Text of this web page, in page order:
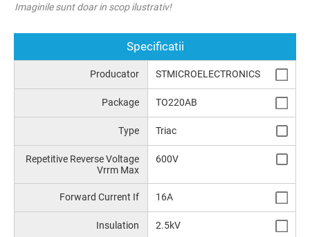
Imaginile sunt doar in scop ilustrativ!
Specificatii
Producator STMICROELECTRONICS
Package TO220AB
Type Triac
Repetitive Reverse Voltage
Vrrm Max
600V
Forward Current If 16A
Insulation 2.5kV